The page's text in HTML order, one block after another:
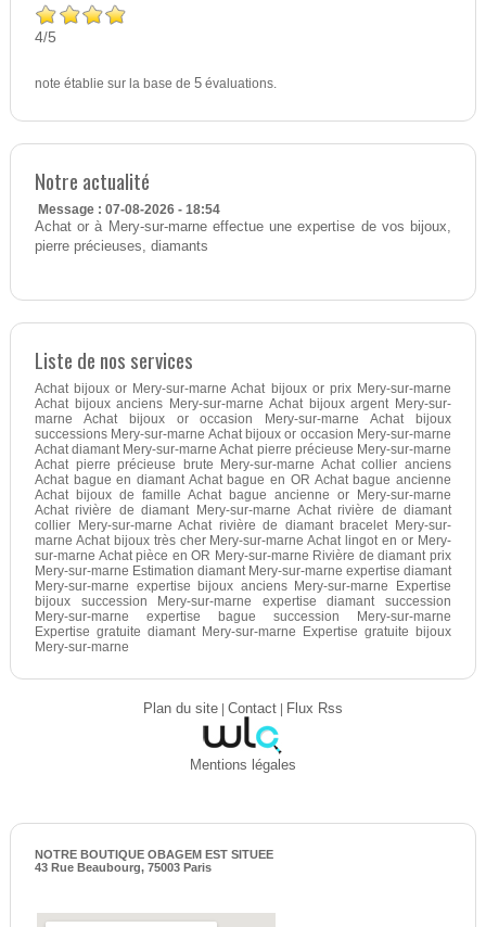
4/5
note établie sur la base de 5évaluations.
Notre actualité
Message : 07-08-2026 - 18:54
Achat or à Mery-sur-marne effectue une expertise de vos bijoux,
pierre précieuses, diamants
Liste de nos services
Achat bijoux or Mery-sur-marne Achat bijoux or prix Mery-sur-marne
Achat bijoux anciens Mery-sur-marne Achat bijoux argent Mery-sur-
marne Achat bijoux or occasion Mery-sur-marne Achat bijoux
successions Mery-sur-marne Achat bijoux or occasion Mery-sur-marne
Achat diamant Mery-sur-marne Achat pierre précieuse Mery-sur-marne
Achat pierre précieuse brute Mery-sur-marne Achat collier anciens
Achat bague en diamant Achat bague en OR Achat bague ancienne
Achat bijoux de famille Achat bague ancienne or Mery-sur-marne
Achat rivière de diamant Mery-sur-marne Achat rivière de diamant
collier Mery-sur-marne Achat rivière de diamant bracelet Mery-sur-
marne Achat bijoux très cher Mery-sur-marne Achat lingot en or Mery-
sur-marne Achat pièce en OR Mery-sur-marne Rivière de diamant prix
Mery-sur-marne Estimation diamant Mery-sur-marne expertise diamant
Mery-sur-marne expertise bijoux anciens Mery-sur-marne Expertise
bijoux succession Mery-sur-marne expertise diamant succession
Mery-sur-marne expertise bague succession Mery-sur-marne
Expertise gratuite diamant Mery-sur-marne Expertise gratuite bijoux
Mery-sur-marne
Plan du site| Contact| Flux Rss
Mentions légales
NOTRE BOUTIQUE OBAGEM EST SITUEE
43 Rue Beaubourg, 75003 Paris